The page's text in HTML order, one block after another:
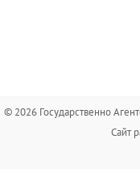
© 2026 Государственно
Сайт